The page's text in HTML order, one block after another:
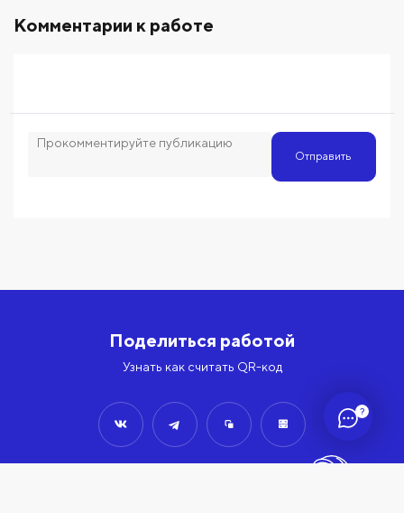
?
Комментарии к работе
Отправить
Поделиться работой
Узнать как считать QR-код